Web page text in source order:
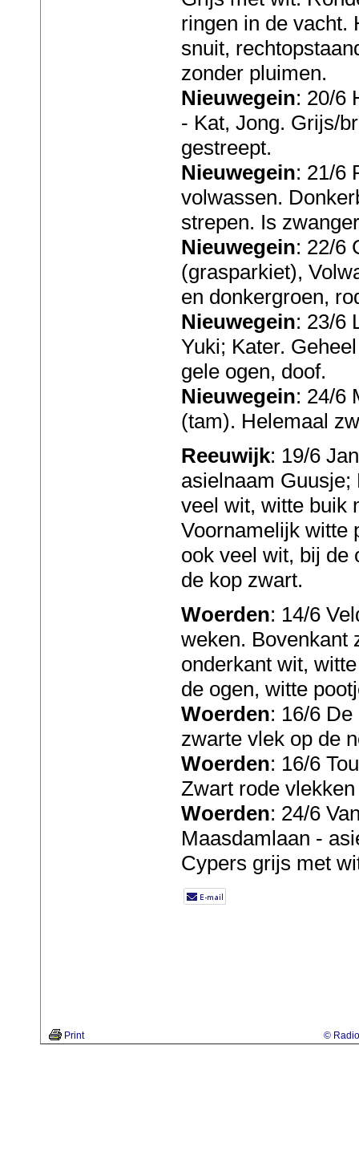
ringen in de vacht.
snuit,
zonder pluimen.
Nieuwegein: 20/6
- Kat, Jong. Grijs/
gestreept.
Nieuwegein: 21/6
volwassen.
strepen. Is
Nieuwegein: 22/6
(grasparkiet),
en donkergroen,
Nieuwegein: 23/6
Yuki; Kater.
gele ogen, doof.
Nieuwegein: 24/6
(tam). Helemaal
Reeuwijk: 19/6
asielnaam Guusje;
veel wit, witte buik
Voornamelijk witte
ook veel wit, bij de
de kop zwart.
Woerden: 14/6
weken. Bovenkant
onderkant wit,
de ogen, witte
Woerden: 16/6
zwarte vlek op de
Woerden: 16/6
Zwart rode
Woerden: 24/6
Maasdamlaan -
Cypers grijs met
Print ©